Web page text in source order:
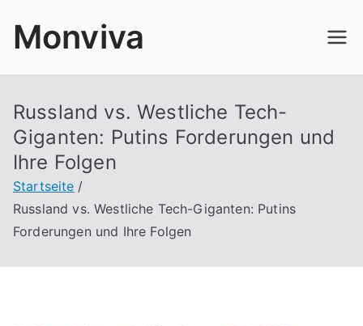
InhaltMonviva
Russland vs. Westliche Tech-
Giganten: Putins Forderungen und
Ihre Folgen
Startseite
Russland vs. Westliche Tech-Giganten: Putins
Forderungen und Ihre Folgen